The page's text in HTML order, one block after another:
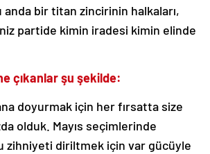
bir titan zincirinin halkaları,
partide kimin iradesi kimin elinde
çıkanlar şu şekilde:
doyurmak için her fırsatta size
olduk. Mayıs seçimlerinde
zihniyeti diriltmek için var gücüyle